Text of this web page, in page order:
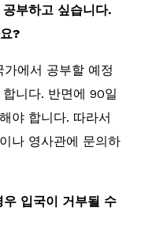
부하고 싶습니다.
?
에서 공부할 예정
니다. 반면에 90일
야 합니다. 따라서
나 영사관에 문의하
입국이 거부될 수